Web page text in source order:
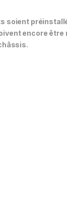
soient
encore être